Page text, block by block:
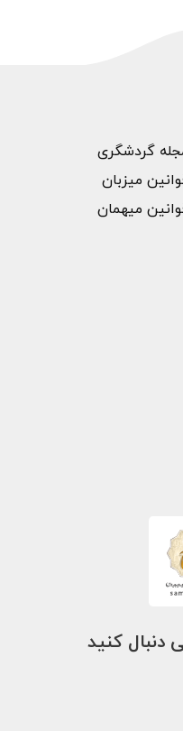
گردشگری
میزبان
میهمان
دنبال کنید